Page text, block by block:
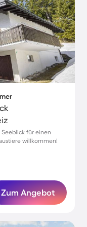
für einen
willkommen!
Zum Angebot